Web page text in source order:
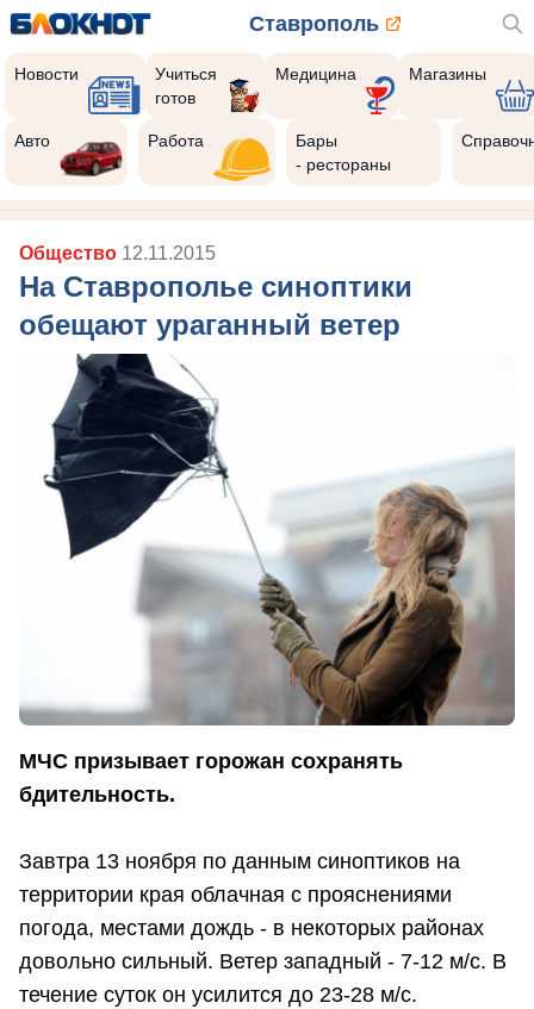
Ставрополь
Новости
Учиться
готов
Медицина Магазины
Авто Работа
Бары
- рестораны
Общество 12.11.2015
На Ставрополье синоптики
обещают ураганный ветер
МЧС призывает горожан сохранять
бдительность.
Завтра 13 ноября по данным синоптиков на
территории края облачная с прояснениями
погода, местами дождь - в некоторых районах
довольно сильный. Ветер западный - 7-12 м/с. В
течение суток он усилится до 23-28 м/с.